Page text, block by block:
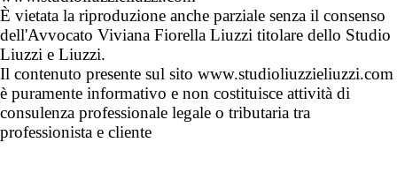
È vietata la riproduzione anche parziale senza il consenso
dell'Avvocato Viviana Fiorella Liuzzi titolare dello Studio
Liuzzi e Liuzzi.
Il contenuto presente sul sito www.studioliuzzieliuzzi.com
è puramente informativo e non costituisce attività di
consulenza professionale legale o tributaria tra
professionista e cliente